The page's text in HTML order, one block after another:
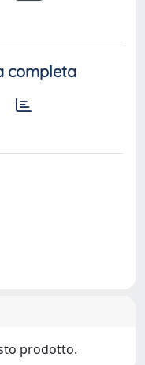
completa
prodotto.